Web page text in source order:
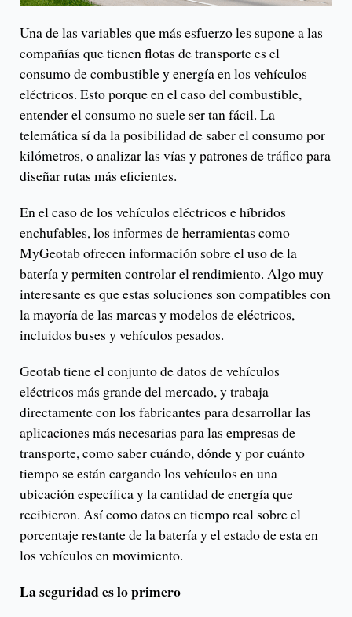
Una de las variables que más esfuerzo les supone a las
compañías que tienen flotas de transporte es el
consumo de combustible y energía en los vehículos
eléctricos. Esto porque en el caso del combustible,
entender el consumo no suele ser tan fácil. La
telemática sí da la posibilidad de saber el consumo por
kilómetros, o analizar las vías y patrones de tráfico para
diseñar rutas más eficientes.
En el caso de los vehículos eléctricos e híbridos
enchufables, los informes de herramientas como
MyGeotab ofrecen información sobre el uso de la
batería y permiten controlar el rendimiento. Algo muy
interesante es que estas soluciones son compatibles con
la mayoría de las marcas y modelos de eléctricos,
incluidos buses y vehículos pesados.
Geotab tiene el conjunto de datos de vehículos
eléctricos más grande del mercado, y trabaja
directamente con los fabricantes para desarrollar las
aplicaciones más necesarias para las empresas de
transporte, como saber cuándo, dónde y por cuánto
tiempo se están cargando los vehículos en una
ubicación específica y la cantidad de energía que
recibieron. Así como datos en tiempo real sobre el
porcentaje restante de la batería y el estado de esta en
los vehículos en movimiento.
La seguridad es lo primero